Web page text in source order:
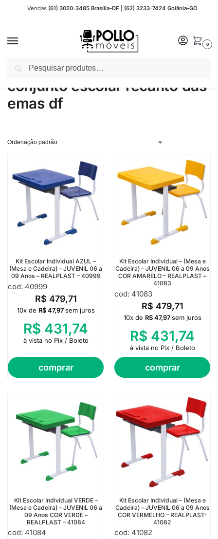
Vendas (61) 3020-3485 Brasília-DF | (62) 3233-7424 Goiânia-GO
0
Início Produtos marcados com a tag “conjunto escolar recanto das emas df”
conjunto escolar recanto das
emas df
Kit Escolar Individual AZUL –
(Mesa e Cadeira) – JUVENIL 06 a
09 Anos – REALPLAST – 40999
cod: 40999
R$ 479,71
comprar
10x de R$47,97 sem juros
R$ 431,74
à vista no Pix / Boleto
Kit Escolar Individual – (Mesa e
Cadeira) – JUVENIL 06 a 09 Anos
COR AMARELO – REALPLAST –
41083
cod: 41083
R$ 479,71
comprar
10x de R$47,97 sem juros
R$ 431,74
à vista no Pix / Boleto
Kit Escolar Individual VERDE –
(Mesa e Cadeira) – JUVENIL 06 a
09 Anos COR VERDE –
REALPLAST – 41084
cod: 41084
Kit Escolar Individual – (Mesa e
Cadeira) – JUVENIL 06 a 09 Anos
COR VERMELHO – REALPLAST-
41082
cod: 41082